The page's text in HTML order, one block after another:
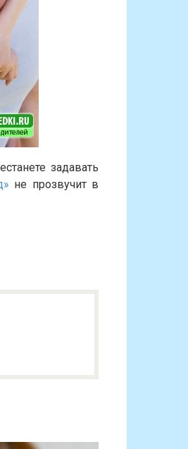
задавать
не прозвучит в